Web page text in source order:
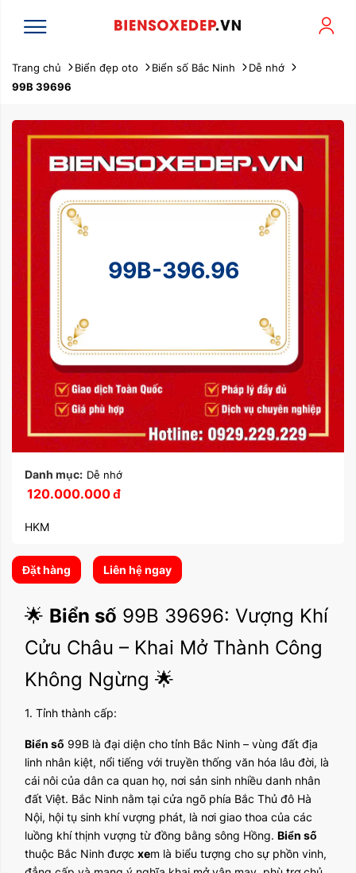
Trang chủ Biển đẹp oto Biển số Bắc Ninh
Dễ nhớ
99B 39696
99B-396.96
Danh mục: Dễ nhớ
120.000.000đ
HKM
Đặt hàng Liên hệ ngay
🌟 Biển số 99B 39696: Vượng Khí
Cửu Châu – Khai Mở Thành Công
Không Ngừng 🌟
1. Tỉnh thành cấp:
Biển số 99B là đại diện cho tỉnh Bắc Ninh – vùng đất địa
linh nhân kiệt, nổi tiếng với truyền thống văn hóa lâu đời, là
cái nôi của dân ca quan họ, nơi sản sinh nhiều danh nhân
đất Việt. Bắc Ninh nằm tại cửa ngõ phía Bắc Thủ đô Hà
Nội, hội tụ sinh khí vượng phát, là nơi giao thoa của các
luồng khí thịnh vượng từ đồng bằng sông Hồng. Biển số
thuộc Bắc Ninh được xem là biểu tượng cho sự phồn vinh,